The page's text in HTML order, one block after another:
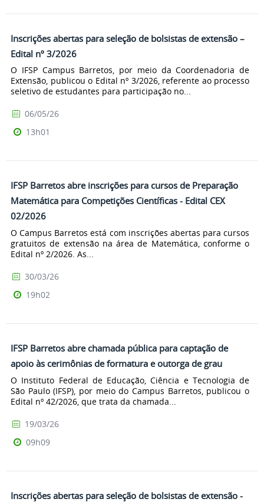
Inscrições abertas para seleção de bolsistas de extensão –
Edital nº 3/2026
O IFSP Campus Barretos, por meio da Coordenadoria de
Extensão, publicou o Edital nº 3/2026, referente ao processo
seletivo de estudantes para participação no...
06/05/26
13h01
IFSP Barretos abre inscrições para cursos de Preparação
Matemática para Competições Científicas - Edital CEX
02/2026
O Campus Barretos está com inscrições abertas para cursos
gratuitos de extensão na área de Matemática, conforme o
Edital nº 2/2026. As...
30/03/26
19h02
IFSP Barretos abre chamada pública para captação de
apoio às cerimônias de formatura e outorga de grau
O Instituto Federal de Educação, Ciência e Tecnologia de
São Paulo (IFSP), por meio do Campus Barretos, publicou o
Edital nº 42/2026, que trata da chamada...
19/03/26
09h09
Inscrições abertas para seleção de bolsistas de extensão -